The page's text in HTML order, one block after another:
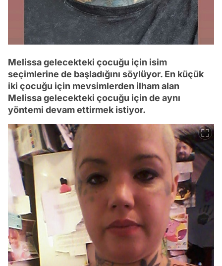
Melissa gelecekteki çocuğu için isim
seçimlerine de başladığını söylüyor. En küçük
iki çocuğu için mevsimlerden ilham alan
Melissa gelecekteki çocuğu için de aynı
yöntemi devam ettirmek istiyor.